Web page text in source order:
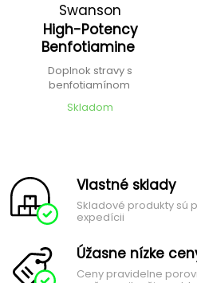
Swanson
High-Potency
Benfotiamine
Doplnok stravy s
benfotiamínom
Skladom
Vlastné sklady
Skladové produkty sú
expedícii
Úžasne nízke
Ceny pravidelne